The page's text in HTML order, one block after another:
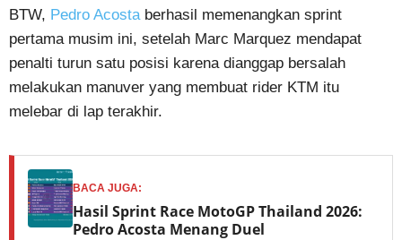
BTW, Pedro Acostaberhasil memenangkan sprint
pertama musim ini, setelah Marc Marquez mendapat
penalti turun satu posisi karena dianggap bersalah
melakukan manuver yang membuat rider KTM itu
melebar di lap terakhir.
BACA JUGA:
Hasil Sprint Race MotoGP Thailand 2026:
Pedro Acosta Menang Duel